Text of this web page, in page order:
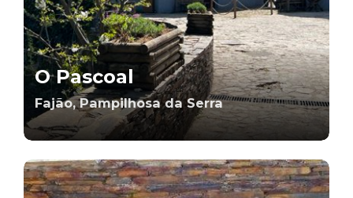
O Pascoal
Fajão, Pampilhosa da Serra